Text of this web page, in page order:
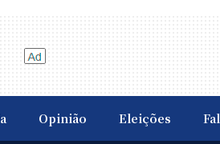
Opinião Eleições